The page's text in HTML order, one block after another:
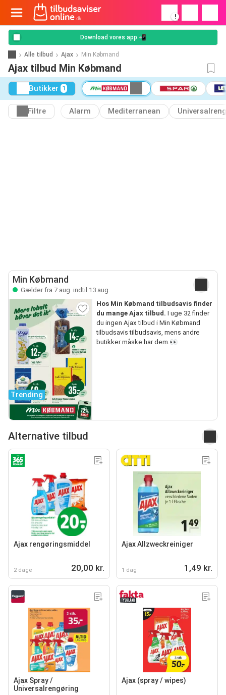
!
Download vores app 📲
Alle tilbud Ajax Min Købmand
Ajax tilbud Min Købmand
Butikker 1
Filtre Alarm Mediterranean
Min Købmand
Gælder fra 7 aug. indtil 13 aug.
Trending
Hos Min Købmand tilbudsavis finder
du mange Ajax tilbud. I uge 32 finder
du ingen Ajax tilbud i Min Købmand
tilbudsavis tilbudsavis, mens andre
butikker måske har dem.👀
Alternative tilbud
Ajax rengøringsmiddel
2 dage 20,00 kr.
Ajax Allzweckreiniger
1 dag 1,49 kr.
Ajax Spray /
Universalrengøring
Ajax (spray / wipes)